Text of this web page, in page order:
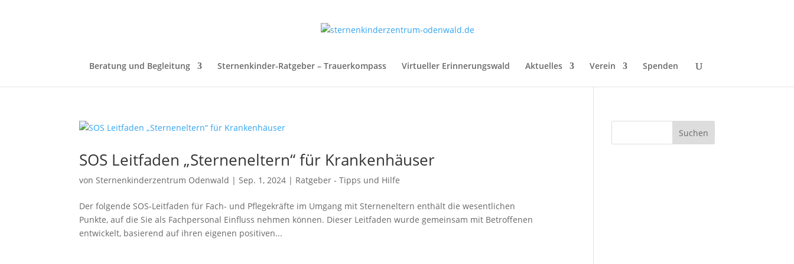
Beratung und Begleitung Sternenkinder-Ratgeber – Trauerkompass Virtueller Erinnerungswald Aktuelles Verein Spenden
SOS Leitfaden „Sterneneltern“ für Krankenhäuser
vonSternenkinderzentrum Odenwald |Sep. 1, 2024 | Ratgeber - Tipps und Hilfe
Der folgende SOS-Leitfaden für Fach- und Pflegekräfte im Umgang mit Sterneneltern enthält die wesentlichen
Punkte, auf die Sie als Fachpersonal Einfluss nehmen können. Dieser Leitfaden wurde gemeinsam mit Betroffenen
entwickelt, basierend auf ihren eigenen positiven...